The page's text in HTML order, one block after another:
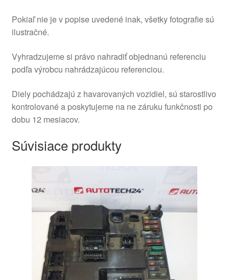
Pokiaľ nie je v popise uvedené inak, všetky fotografie sú
ilustračné.
Vyhradzujeme si právo nahradiť objednanú referenciu
podľa výrobcu nahrádzajúcou referenciou.
Diely pochádzajú z havarovaných vozidiel, sú starostlivo
kontrolované a poskytujeme na ne záruku funkčnosti po
dobu 12 mesiacov.
Súvisiace produkty